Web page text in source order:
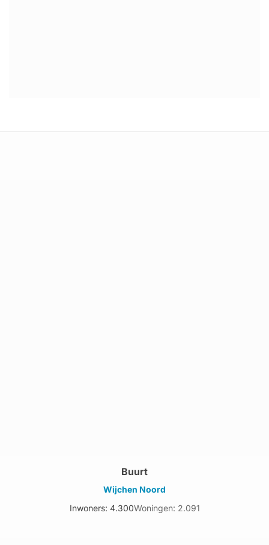
Buurt
Wijchen Noord
Inwoners: 4.300Woningen: 2.091